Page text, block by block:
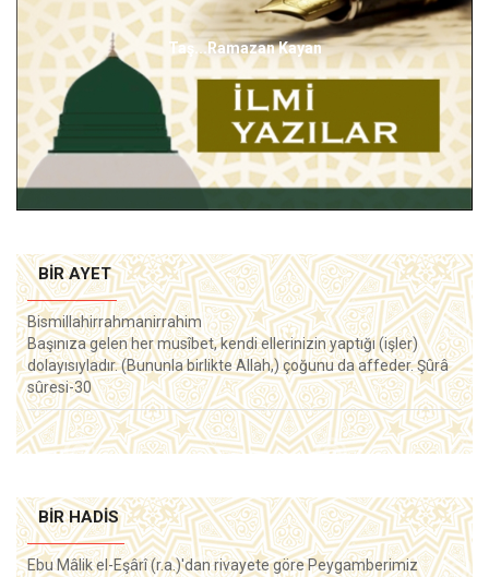
Hicret Bahsi-1 Şerif Niziplioğlu
BIR AYET
Bismillahirrahmanirrahim
Başınıza gelen her musîbet, kendi ellerinizin yaptığı (işler)
dolayısıyladır. (Bununla birlikte Allah,) çoğunu da affeder. Şûrâ
sûresi-30
BIR HADIS
Ebu Mâlik el-Eşârî (r.a.)'dan rivayete göre Peygamberimiz